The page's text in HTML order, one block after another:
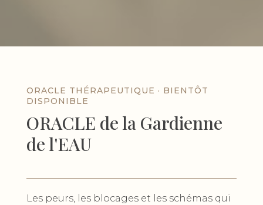
ORACLE THÉRAPEUTIQUE · BIENTÔT
DISPONIBLE
ORACLE de la Gardienne
de l'EAU
Les peurs, les blocages et les schémas qui